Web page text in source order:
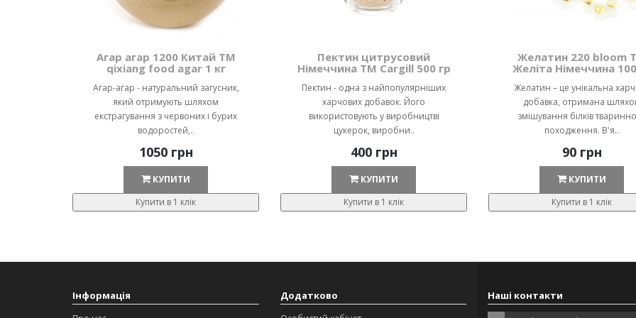
Агар агар 1200 Китай ТМ
qixiang food agar 1 кг
Агар-агар - натуральний загусник,
який отримують шляхом
екстрагування з червоних і бурих
водоростей,..
1050 грн
КУПИТИ
Купити в 1 клік
Пектин цитрусовий
Німеччина ТМ Cargill 500 гр
Пектин - одна з найпопулярніших
харчових добавок. Його
використовують у виробництві
цукерок, виробни..
400 грн
КУПИТИ
Купити в 1 клік
Желатин 220 bloom
Желіта Німеччина
Желатин – це унікальна
добавка, отримана
змішування білків
походження. В'я..
90 грн
КУПИТИ
Купити в 1 клік
Інформація Додатково Наші контакти